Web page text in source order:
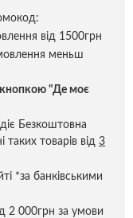
від 1500грн
меньш
кнопкою "Де моє
Безкоштовна
таких товарів від 3
*за банківськими
2 000грн за умови